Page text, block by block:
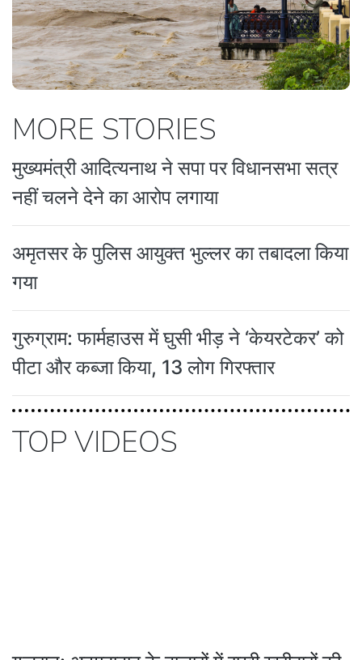
MORE STORIES
मुख्यमंत्री आदित्यनाथ ने सपा पर विधानसभा सत्र
नहीं चलने देने का आरोप लगाया
अमृतसर के पुलिस आयुक्त भुल्लर का तबादला किया
गया
गुरुग्राम: फार्महाउस में घुसी भीड़ ने ‘केयरटेकर’ को
पीटा और कब्जा किया, 13 लोग गिरफ्तार
TOP VIDEOS